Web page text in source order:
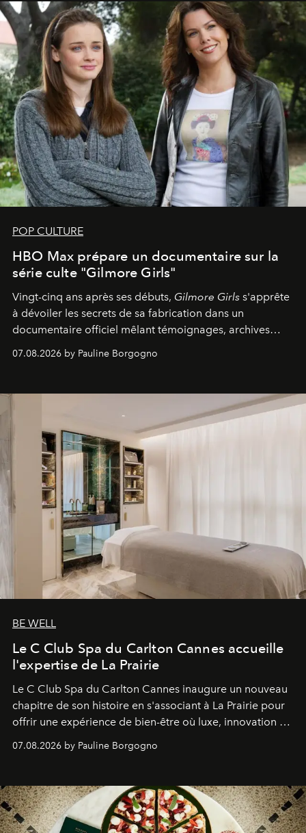
POP CULTURE
HBO Max prépare un documentaire sur la
série culte "Gilmore Girls"
Vingt-cinq ans après ses débuts, Gilmore Girls s'apprête
à dévoiler les secrets de sa fabrication dans un
documentaire officiel mêlant témoignages, archives
inédites et plongée dans les coulisses d'un phénomène
générationnel.
07.08.2026 by Pauline Borgogno
BE WELL
Le C Club Spa du Carlton Cannes accueille
l'expertise de La Prairie
Le C Club Spa du Carlton Cannes inaugure un nouveau
chapitre de son histoire en s'associant à La Prairie pour
offrir une expérience de bien-être où luxe, innovation et
expertise se rencontrent.
07.08.2026 by Pauline Borgogno